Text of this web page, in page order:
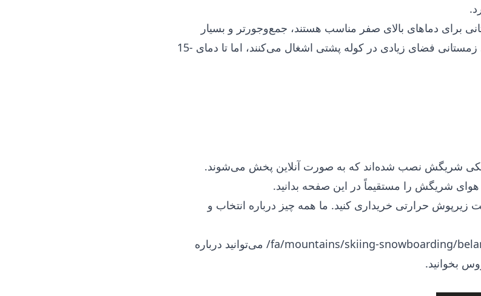
برای دماهای بالای صفر مناسب هستند، جمع‌وجورتر و بسیار
سبک‌تر هستند. کیسه خواب‌های زمستانی فضای زیادی در کوله‌ پشتی اشغال می‌کنند، اما تا دمای -15
شریگش نصب شده‌اند که به صورت آنلاین پخش می‌شوند.
هوای شریگش را مستقیماً در این صفحه بدانید.
زیرپوش حرارتی خریداری کنید. ما همه چیز درباره انتخاب و
می‌توانید درباره
بخوانید.